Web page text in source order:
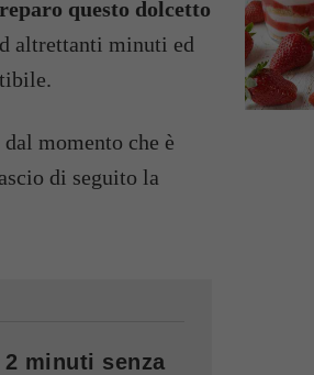
questo dolcetto
altrettanti minuti ed
momento che è
di seguito la
minuti senza